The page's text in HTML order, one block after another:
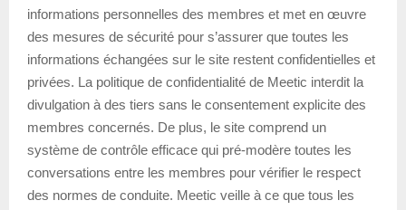
informations personnelles des membres et met en œuvre
des mesures de sécurité pour s’assurer que toutes les
informations échangées sur le site restent confidentielles et
privées. La politique de confidentialité de Meetic interdit la
divulgation à des tiers sans le consentement explicite des
membres concernés. De plus, le site comprend un
système de contrôle efficace qui pré-modère toutes les
conversations entre les membres pour vérifier le respect
des normes de conduite. Meetic veille à ce que tous les